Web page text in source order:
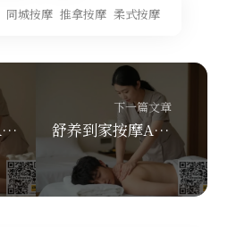
同城按摩 推拿按摩 柔式按摩
舒养到家按摩APP哪家强？2026年上门按摩app性价比排行出炉
下一篇文章
舒养到家按摩APP上门SPA项目全解析，同城推拿哪家强？